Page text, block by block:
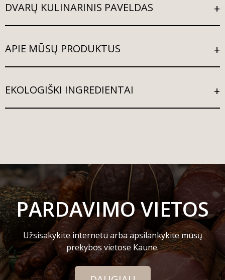
DVARŲ KULINARINIS PAVELDAS
APIE MŪSŲ PRODUKTUS
EKOLOGIŠKI INGREDIENTAI
PARDAVIMO VIETOS
Užsisakykite internetu arba apsilankykite mūsų
prekybos vietose Kaune.